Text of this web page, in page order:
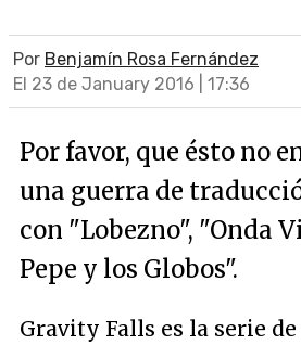
Por Benjamín Rosa Fernández
El 23 de January 2016 | 17:36
Por favor, que ésto no
una guerra de
con "Lobezno", "Onda
Pepe y los Globos".
Gravity Falls es la serie